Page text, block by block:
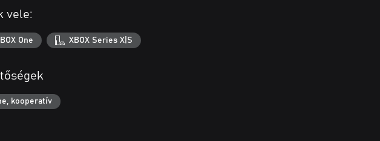
vele:
One XBOX Series X|S
kooperatív